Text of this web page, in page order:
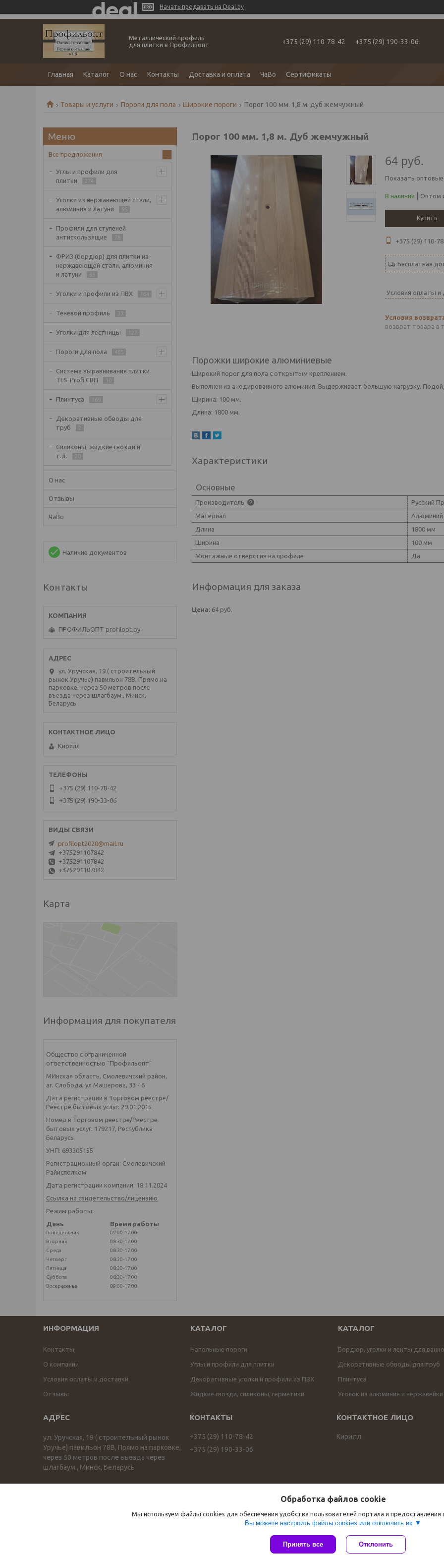
Начать продавать на Deal.by
Металлический профиль
для плитки в Профильопт
+375 (29) 110-78-42 +375 (29) 190-33-06
Главная Каталог О нас Контакты Доставка и оплата ЧаВо Сертификаты
Товары и услуги Пороги для пола Широкие пороги Порог 100 мм. 1,8 м. дуб жемчужный
Порог 100 мм. 1,8 м. Дуб жемчужный
64 руб.
Показать
В наличии Оптом
Купить
+375 (29) 110-
Бесплатная
Условия оплаты и
возврат товара в
Порожки широкие алюминиевые
Широкий порог для пола с открытым креплением.
Выполнен из анодированного алюминия. Выдерживает большую нагрузку.
Ширина: 100 мм.
Длина: 1800 мм.
Характеристики
Основные
Производитель
Русский
Материал
Алюминий
Длина
1800 мм
Ширина
100 мм
Монтажные отверстия на профиле
Да
Информация для заказа
Цена: 64 руб.
Все предложения
Углы и профили для
плитки
274
Уголки из нержавеющей стали,
алюминия и латуни
95
Профили для ступеней
антискользящие
78
ФРИЗ (бордюр) для плитки из
нержавеющей стали, алюминия
и латуни
63
Уголки и профили из ПВХ 164
Теневой профиль 33
Уголки для лестницы 127
Пороги для пола 455
Система выравнивания плитки
TLS-Profi СВП
10
Плинтуса 169
Декоративные обводы для
труб
2
Силиконы, жидкие гвозди и
т.д.
20
О нас
Отзывы
ЧаВо
Наличие документов
Контакты
ПРОФИЛЬОПТ profilopt.by
ул. Уручская, 19 ( строительный
рынок Уручье) павильон 78В, Прямо на
парковке, через 50 метров после
въезда через шлагбаум., Минск,
Беларусь
Кирилл
+375 (29) 110-78-42
+375 (29) 190-33-06
profilopt2020@mail.ru
+375291107842
+375291107842
+375291107842
Карта
Информация для покупателя
Общество с ограниченной
ответственностью "Профильопт"
МИнская область, Смолевичский район,
аг. Слобода, ул Машерова, 33 - 6
Дата регистрации в Торговом реестре/
Реестре бытовых услуг: 29.01.2015
Номер в Торговом реестре/Реестре
бытовых услуг: 179217, Республика
Беларусь
УНП: 693305155
Регистрационный орган: Смолевичский
Райисполком
Дата регистрации компании: 18.11.2024
Ссылка на свидетельство/лицензию
Режим работы:
День
Время работы
Понедельник
09:00-17:00
Вторник
08:30-17:00
Среда
08:30-17:00
Четверг
08:30-17:00
Пятница
08:30-17:00
Суббота
08:30-17:00
Воскресенье
09:00-17:00
ИНФОРМАЦИЯ
Контакты
О компании
Условия оплаты и доставки
Отзывы
КАТАЛОГ
Напольные пороги
Углы и профили для плитки
Декоративные уголки и профили из ПВХ
Жидкие гвозди, силиконы, герметики
КАТАЛОГ
Бордюр, уголки и ленты для
Декоративные обводы для труб
Плинтуса
Уголок из алюминия и нержавейки
ул. Уручская, 19 ( строительный рынок
Уручье) павильон 78В, Прямо на парковке,
через 50 метров после въезда через
шлагбаум., Минск, Беларусь
+375 (29) 110-78-42
+375 (29) 190-33-06
Кирилл
Сайт создан на платформе Deal.by
Политика обработки файлов cookies
Обработка файлов cookie
Мы используем файлы cookies для обеспечения удобства пользователей портала и
Вы можете настроить файлы cookies или отключить их.
Принять все Отклонить